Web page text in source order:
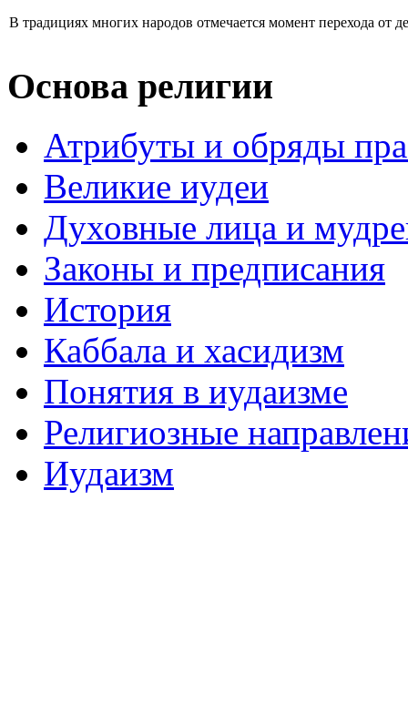
В традициях многих народов отмечается момент перехода от
Основа религии
Атрибуты и обряды
Великие иудеи
Духовные лица и
Законы и предписания
История
Каббала и хасидизм
Понятия в иудаизме
Религиозные
Иудаизм